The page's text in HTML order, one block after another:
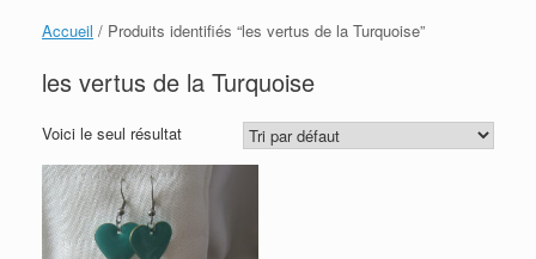
Accueil / Produits identifiés “les vertus de la Turquoise”
les vertus de la Turquoise
Voici le seul résultat